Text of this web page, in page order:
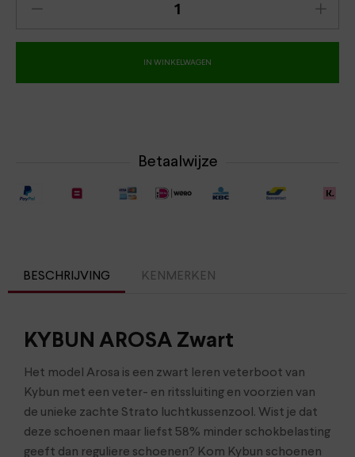
IN WINKELWAGEN
Betaalwijze
BESCHRIJVING KENMERKEN
KYBUN AROSA Zwart
Het model Arosa is een zwart leren veterboot van
Kybun met een veter- en ritssluiting en voorzien van
de unieke zachte Strato luchtkussenzool. Wist je dat
deze schoenen maar liefst 58% minder schokbelasting
geeft dan reguliere schoenen? Kom Kybun schoenen